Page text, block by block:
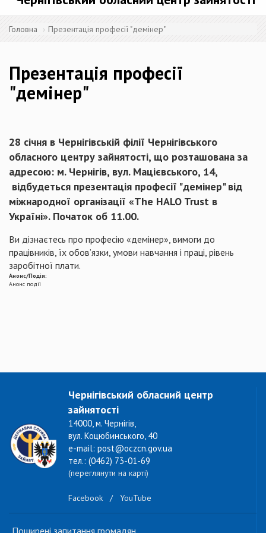
Головна Презентація професії "демінер"
Презентація професії
"демінер"
28 січня в Чернігівській філії Чернігівського
обласного центру зайнятості, що розташована за
адресою: м. Чернігів, вул. Мацієвського, 14,
відбудеться презентація професії "демінер" від
міжнародної організації «The HALO Trust в
Україні». Початок об 11.00.
Ви дізнаєтесь про професію «демінер», вимоги до
працівників, їх обов’язки, умови навчання і праці, рівень
заробітної плати.
Анонс/Подія:
Анонс події
Чернігівський обласний центр
зайнятості
14000, м. Чернігів,
вул. Коцюбинського, 40
e-mail: post@oczcn.gov.ua
тел.: (0462) 73-01-69
(переглянути на карті)
Facebook / YouTube
Поширені запитання громадян